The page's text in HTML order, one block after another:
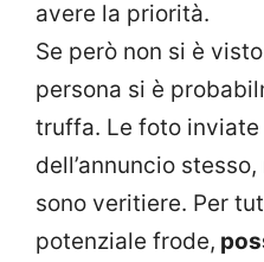
avere la priorità.
Se però non si è
persona si è
truffa. Le foto inviate
dell’annuncio
sono veritiere. Per
potenziale frode,